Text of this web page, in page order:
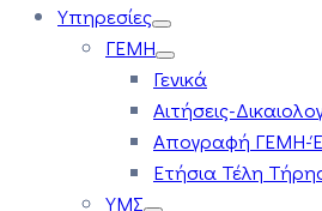
Υπηρεσίες
ΓΕΜΗ
Γενικά
Αιτήσεις-
Απογραφή ΓΕΜΗ-
Ετήσια Τέλη
ΥΜΣ